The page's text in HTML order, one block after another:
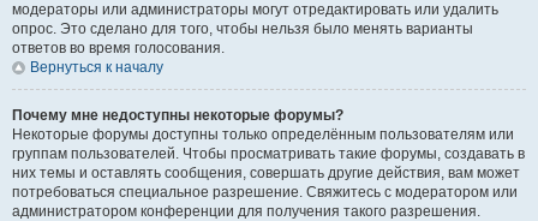
модераторы или администраторы могут отредактировать или удалить
опрос. Это сделано для того, чтобы нельзя было менять варианты
ответов во время голосования.
Вернуться к началу
Почему мне недоступны некоторые форумы?
Некоторые форумы доступны только определённым пользователям или
группам пользователей. Чтобы просматривать такие форумы, создавать в
них темы и оставлять сообщения, совершать другие действия, вам может
потребоваться специальное разрешение. Свяжитесь с модератором или
администратором конференции для получения такого разрешения.